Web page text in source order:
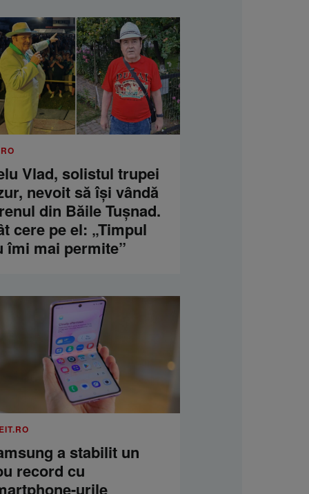
Vlad, solistul trupei
nevoit să își vândă
din Băile Tușnad.
cere pe el: „Timpul
îmi mai permite”
a stabilit un
record cu
urile